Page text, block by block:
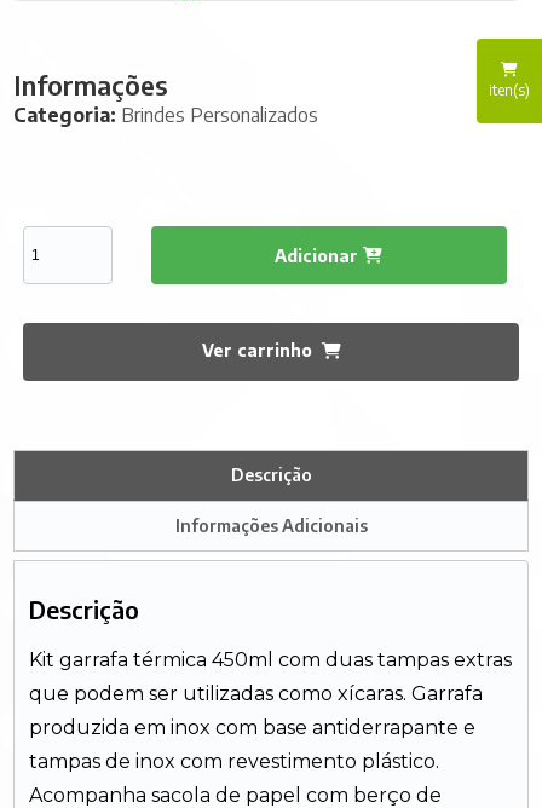
iten(s)
Informações
Categoria: Brindes Personalizados
Adicionar
Ver carrinho
Descrição
Informações Adicionais
Descrição
Kit garrafa térmica 450ml com duas tampas extras
que podem ser utilizadas como xícaras. Garrafa
produzida em inox com base antiderrapante e
tampas de inox com revestimento plástico.
Acompanha sacola de papel com berço de